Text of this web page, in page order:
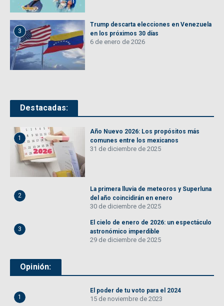
3
Trump descarta elecciones en Venezuela
en los próximos 30 días
6 de enero de 2026
Destacadas:
1
Año Nuevo 2026: Los propósitos más
comunes entre los mexicanos
31 de diciembre de 2025
2
La primera lluvia de meteoros y Superluna
del año coincidirán en enero
30 de diciembre de 2025
3
El cielo de enero de 2026: un espectáculo
astronómico imperdible
29 de diciembre de 2025
Opinión:
1
El poder de tu voto para el 2024
15 de noviembre de 2023